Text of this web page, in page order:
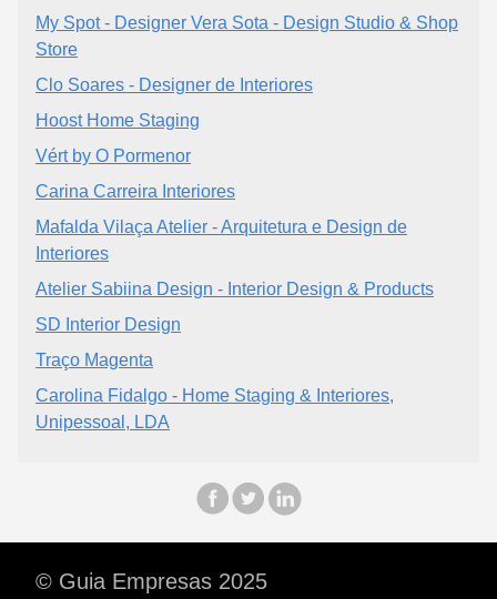
My Spot - Designer Vera Sota - Design Studio & Shop
Store
Clo Soares - Designer de Interiores
Hoost Home Staging
Vért by O Pormenor
Carina Carreira Interiores
Mafalda Vilaça Atelier - Arquitetura e Design de
Interiores
Atelier Sabiina Design - Interior Design & Products
SD Interior Design
Traço Magenta
Carolina Fidalgo - Home Staging & Interiores,
Unipessoal, LDA
© Guia Empresas 2025